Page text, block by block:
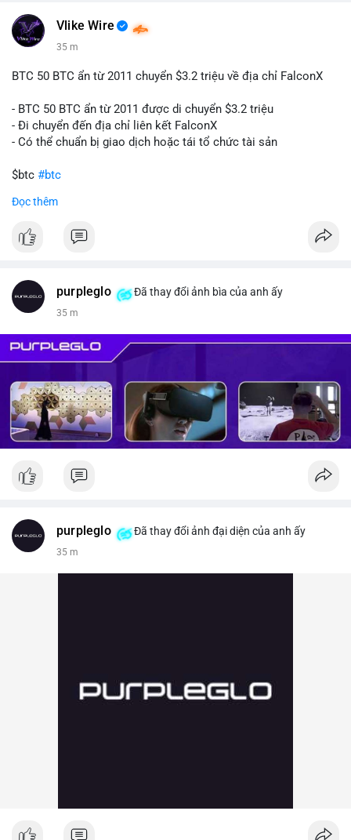
#160btc #vilanh #thanhkhoansan
📰 Nguồn: Cointelegraph
Vlike Wire
35 m
BTC 50 BTC ẩn từ 2011 chuyển $3.2 triệu về địa chỉ FalconX
- BTC 50 BTC ẩn từ 2011 được di chuyển $3.2 triệu
- Đi chuyển đến địa chỉ liên kết FalconX
- Có thể chuẩn bị giao dịch hoặc tái tổ chức tài sản
$btc #btc
#vlikevn
📰 Nguồn: CoinDesk
Đọc thêm
purpleglo Đã thay đổi ảnh bìa của anh ấy
35 m
purpleglo Đã thay đổi ảnh đại diện của anh ấy
36 m